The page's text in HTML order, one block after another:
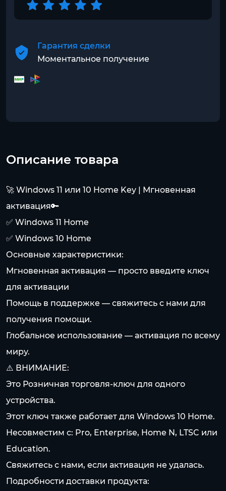
Гарантия сделки
Моментальное получение
Описание товара
🚀 Windows 11 или 10 Home Key | Мгновенная
активация🔑
✅ Windows 11 Home
✅ Windows 10 Home
Основные характеристики:
Мгновенная активация — просто введите ключ
для активации
Помощь в поддержке — свяжитесь с нами для
получения помощи.
Глобальное использование — активация по всему
миру.
⚠️ ВНИМАНИЕ:
Это Розничная торговля-ключ для одного
устройства.
Этот ключ также работает для Windows 10 Home.
Несовместим с: Pro, Enterprise, Home N, LTSC или
Education.
Свяжитесь с нами, если активация не удалась.
Подробности доставки продукта: